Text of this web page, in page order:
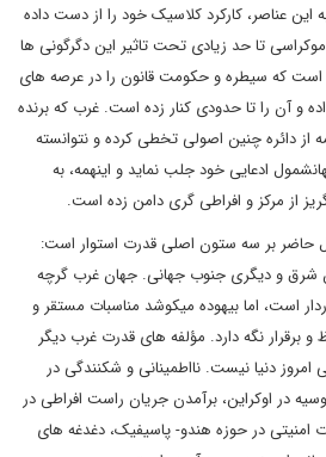
این عناصر، کارکرد کلاسیک خود را از دست داده
تا حد زیادی تحت تاثیر این دگرگونی ها
است که سیطره و حکومت قانون را در عرصه های
و آن را تا حدودی کنار زده است. غرب که برنده
دائره چنین اصولی تخطی کرده و نتوانسته
ادعایی خود جلب نماید و اینهمه، به
از مرکز و افراطی گری دامن زده است.
حاضر بر سه ستون اصلی قدرت استوار است:
و دیگری جنوب جهانی. جهان غرب گرچه
است، اما بیهوده میکوشد مناسبات مستقر و
برقرار نگه دارد. مؤلفه های قدرت غرب دیگر
امروز دنیا نیست. نااطمینانی و شکنندگی در
در اوکراین، برآمدن جریان راست افراطی در
امنیتی در حوزه هندو- پاسیفیک، دغدغه های